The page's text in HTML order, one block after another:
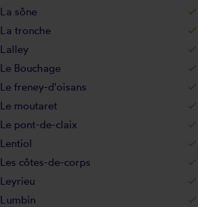
La sône
La tronche
Lalley
Le Bouchage
Le freney-d'oisans
Le moutaret
Le pont-de-claix
Lentiol
Les côtes-de-corps
Leyrieu
Lumbin